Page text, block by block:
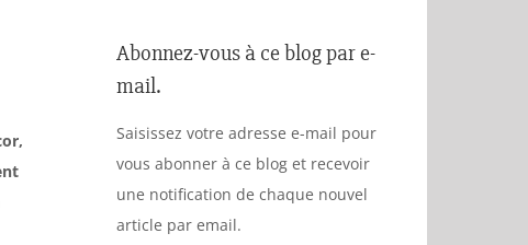
Abonnez-vous à ce blog par e-
mail.
Saisissez votre adresse e-mail pour
vous abonner à ce blog et recevoir
une notification de chaque nouvel
article par email.